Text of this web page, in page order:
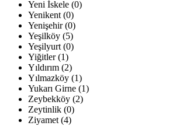
Yeni İskele (0)
Yenikent (0)
Yenişehir (0)
Yeşilköy (5)
Yeşilyurt (0)
Yiğitler (1)
Yıldırım (2)
Yılmazköy (1)
Yukarı Girne (1)
Zeybekköy (2)
Zeytinlik (0)
Ziyamet (4)